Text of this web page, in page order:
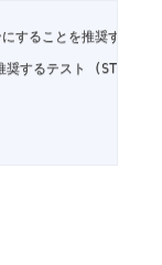
することを推奨する
するテスト (STRG-